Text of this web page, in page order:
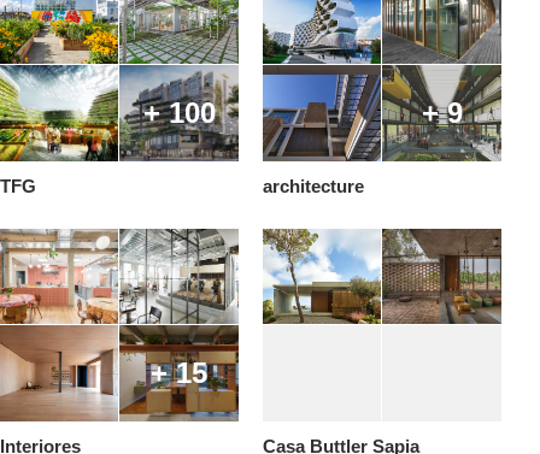
+ 100
TFG
+ 9
architecture
+ 15
Interiores Casa Buttler Sapia